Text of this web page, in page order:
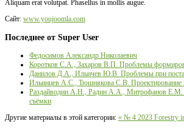
Aliquam erat volutpat. Phasellus in mollis augue.
Сайт: www.youjoomla.com
Последнее от Super User
Федосимов Александр Николаевич
Коротков С.А., Захаров В.П. Проблемы
Данилов Д.А., Ильичев Ю.В. Проблемы при
Ильинцев А.С., Тюшнякова С.В. Проектирование и
Раздайводин А.Н., Радин А.А., Митрофанов Е.М.
съёмки
Другие материалы в этой категории: « № 4 2023 Forestry